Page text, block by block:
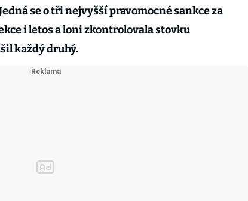
se o tři nejvyšší pravomocné sankce za
i letos a loni zkontrolovala stovku
každý druhý.